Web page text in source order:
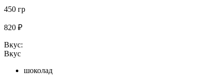
450 гр
820 ₽
Вкус:
Вкус
шоколад